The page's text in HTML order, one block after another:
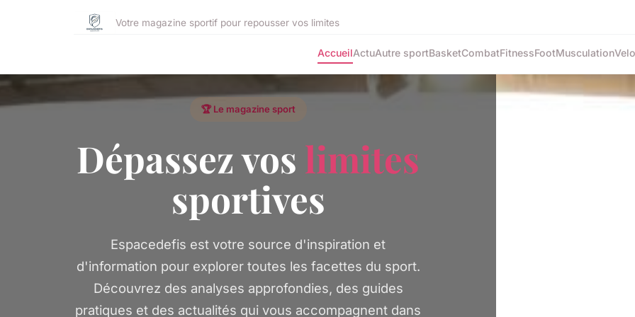
Votre magazine sportif pour repousser vos limites
AccueilActuAutre sportBasketCombatFitnessFootMusculationVelo
🏆 Le magazine sport
Dépassez vos limites
sportives
Espacedefis est votre source d'inspiration et
d'information pour explorer toutes les facettes du sport.
Découvrez des analyses approfondies, des guides
pratiques et des actualités qui vous accompagnent dans